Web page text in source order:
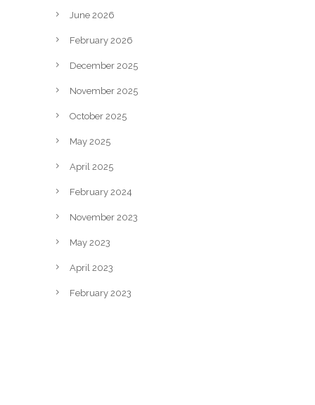
June 2026
February 2026
December 2025
November 2025
October 2025
May 2025
April 2025
February 2024
November 2023
May 2023
April 2023
February 2023